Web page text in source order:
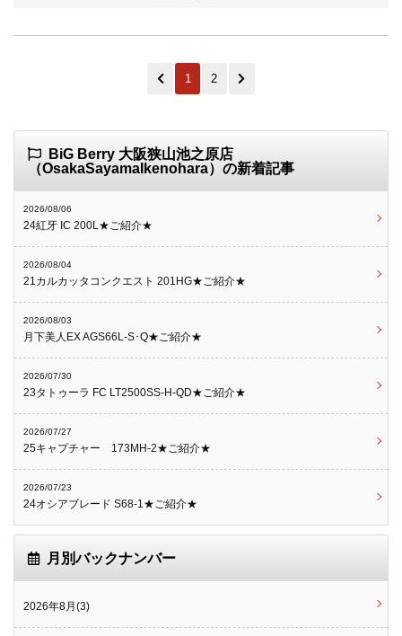
1 2
BiG Berry 大阪狭山池之原店
（OsakaSayamaIkenohara）の新着記事
2026/08/06
24紅牙 IC 200L★ご紹介★
2026/08/04
21カルカッタコンクエスト 201HG★ご紹介★
2026/08/03
月下美人EX AGS66L-S･Q★ご紹介★
2026/07/30
23タトゥーラ FC LT2500SS-H-QD★ご紹介★
2026/07/27
25キャプチャー 173MH-2★ご紹介★
2026/07/23
24オシアブレード S68-1★ご紹介★
月別バックナンバー
2026年8月(3)